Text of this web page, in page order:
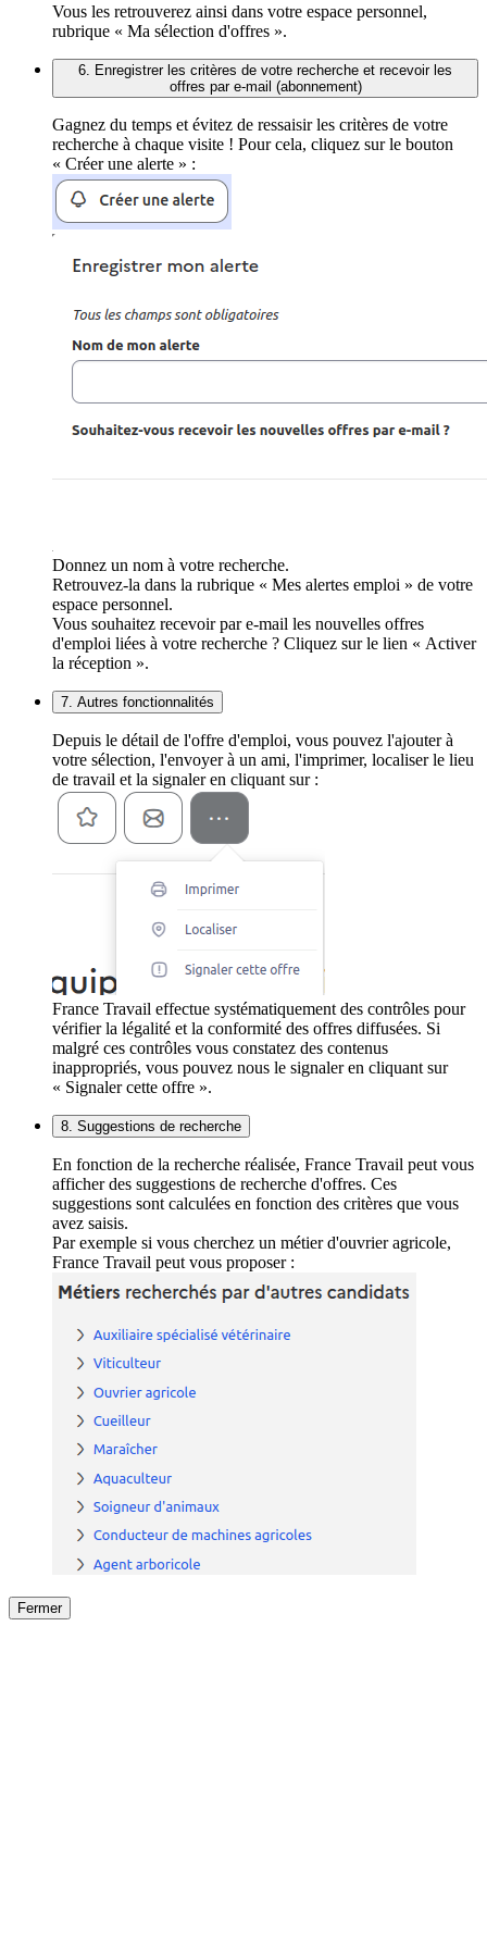
Vous les retrouverez ainsi dans votre espace personnel,
rubrique « Ma sélection d'offres ».
6. Enregistrer les critères de votre recherche et recevoir les
offres par e-mail (abonnement)
Gagnez du temps et évitez de ressaisir les critères de votre
recherche à chaque visite ! Pour cela, cliquez sur le bouton
« Créer une alerte » :
Donnez un nom à votre recherche.
Retrouvez-la dans la rubrique « Mes alertes emploi » de votre
espace personnel.
Vous souhaitez recevoir par e-mail les nouvelles offres
d'emploi liées à votre recherche ? Cliquez sur le lien « Activer
la réception ».
7. Autres fonctionnalités
Depuis le détail de l'offre d'emploi, vous pouvez l'ajouter à
votre sélection, l'envoyer à un ami, l'imprimer, localiser le lieu
de travail et la signaler en cliquant sur :
France Travail effectue systématiquement des contrôles pour
vérifier la légalité et la conformité des offres diffusées. Si
malgré ces contrôles vous constatez des contenus
inappropriés, vous pouvez nous le signaler en cliquant sur
« Signaler cette offre ».
8. Suggestions de recherche
En fonction de la recherche réalisée, France Travail peut vous
afficher des suggestions de recherche d'offres. Ces
suggestions sont calculées en fonction des critères que vous
avez saisis.
Par exemple si vous cherchez un métier d'ouvrier agricole,
France Travail peut vous proposer :
Fermer